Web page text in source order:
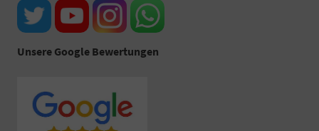
Unsere Google Bewertungen